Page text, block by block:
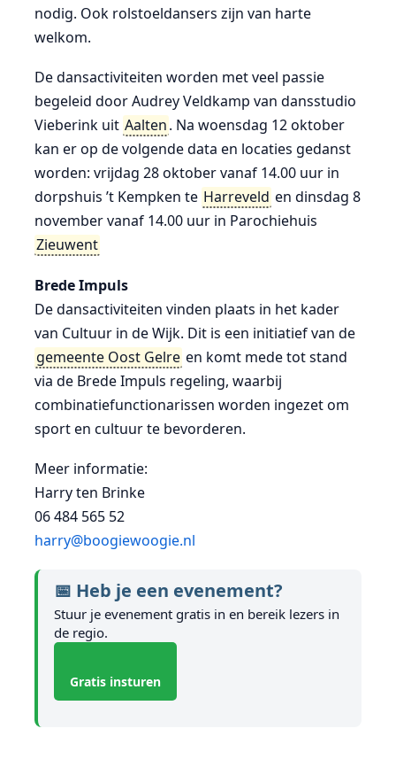
nodig. Ook rolstoeldansers zijn van harte
welkom.
De dansactiviteiten worden met veel passie
begeleid door Audrey Veldkamp van dansstudio
Vieberink uit Aalten. Na woensdag 12 oktober
kan er op de volgende data en locaties gedanst
worden: vrijdag 28 oktober vanaf 14.00 uur in
dorpshuis ’t Kempken te Harreveld en dinsdag 8
november vanaf 14.00 uur in Parochiehuis
Zieuwent
Brede Impuls
De dansactiviteiten vinden plaats in het kader
van Cultuur in de Wijk. Dit is een initiatief van de
gemeente Oost Gelre en komt mede tot stand
via de Brede Impuls regeling, waarbij
combinatiefunctionarissen worden ingezet om
sport en cultuur te bevorderen.
Meer informatie:
Harry ten Brinke
06 484 565 52
harry@boogiewoogie.nl
📅 Heb je een evenement?
Stuur je evenement gratis in en bereik lezers in
de regio.
Gratis insturen